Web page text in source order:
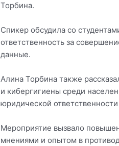
Торбина.
Спикер обсудила со
ответственность за
данные.
Алина Торбина также
и кибергигиены среди
юридической
Мероприятие вызвало
мнениями и опытом в